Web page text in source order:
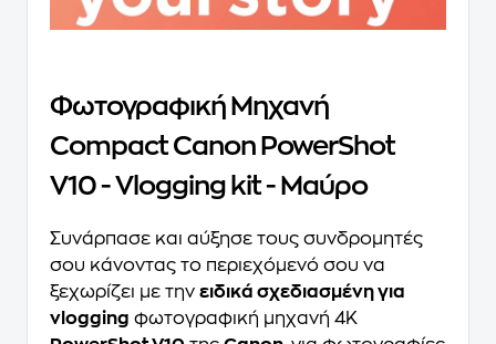
Φωτογραφική Μηχανή
Compact Canon PowerShot
V10 - Vlogging kit - Μαύρο
Συνάρπασε και αύξησε τους συνδρομητές
σου κάνοντας το περιεχόμενό σου να
ξεχωρίζει με την ειδικά σχεδιασμένη για
vlogging φωτογραφική μηχανή 4Κ